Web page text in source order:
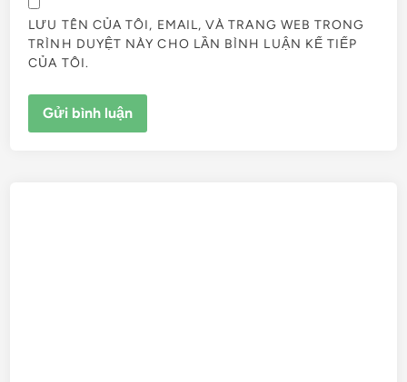
LƯU TÊN CỦA TÔI, EMAIL, VÀ TRANG WEB TRONG
TRÌNH DUYỆT NÀY CHO LẦN BÌNH LUẬN KẾ TIẾP
CỦA TÔI.